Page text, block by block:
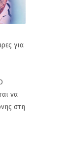
για
να
στη